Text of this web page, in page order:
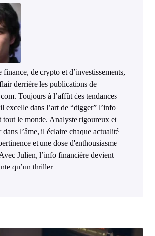
finance, de crypto et d’investissements,
derrière les publications de
Toujours à l’affût des tendances
excelle dans l’art de “digger” l’info
tout le monde. Analyste rigoureux et
dans l’âme, il éclaire chaque actualité
et une dose d'enthousiasme
Julien, l’info financière devient
qu’un thriller.